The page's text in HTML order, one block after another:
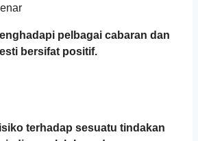
pelbagai cabaran dan
bersifat positif.
terhadap sesuatu tindakan